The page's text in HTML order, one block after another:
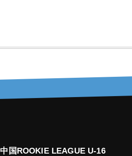
中国ROOKIE LEAGUE U-16